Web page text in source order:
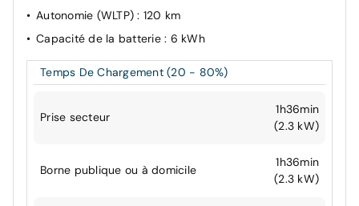
Autonomie (WLTP): 120 km
Capacité de la batterie : 6 kWh
Temps De Chargement (20 - 80%)
Prise secteur
1h36min
(2.3 kW)
Borne publique ou à domicile
1h36min
(2.3 kW)